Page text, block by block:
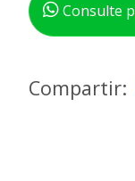
Consulte
Compartir: